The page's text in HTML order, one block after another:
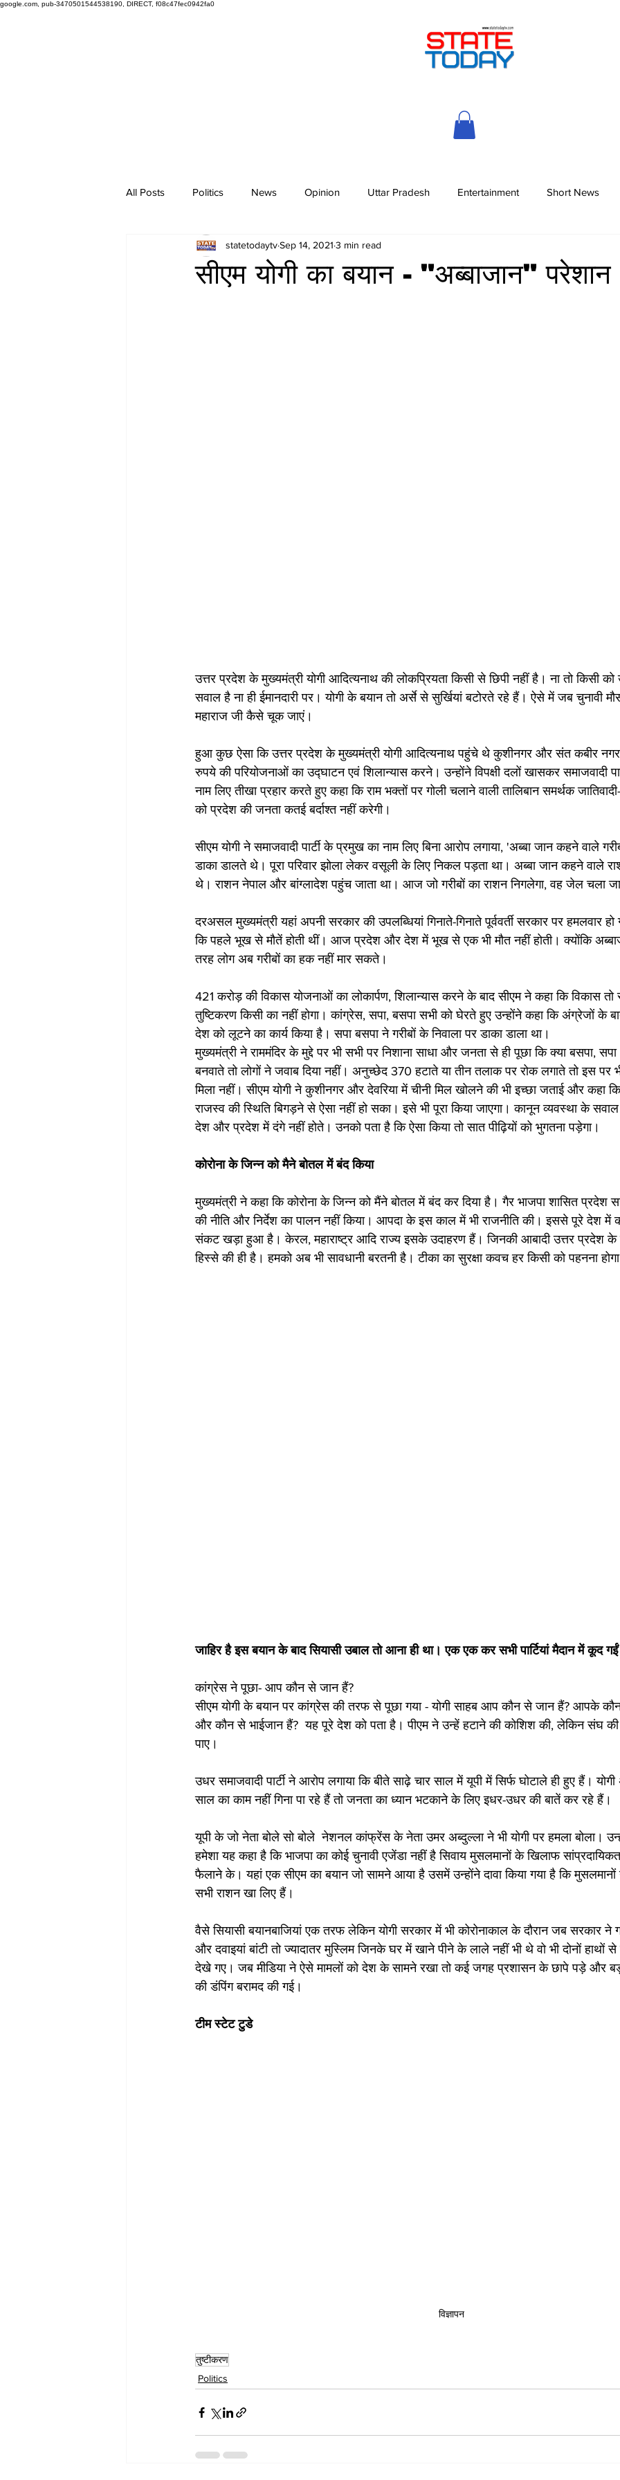
google.com, pub-3470501544538190, DIRECT, f08c47fec0942fa0
All Posts Politics News Opinion Uttar Pradesh Entertainment Short News
सीएम योगी का बयान - "अब्बाजान" परेशान
statetodaytvSep 14, 2021 3 min read
उत्तर प्रदेश के मुख्यमंत्री योगी आदित्यनाथ की लोकप्रियता किसी से छिपी नहीं है। ना तो किसी
सवाल है ना ही ईमानदारी पर। योगी के बयान तो अर्से से सुर्खियां बटोरते रहे हैं। ऐसे में जब चुनावी
महाराज जी कैसे चूक जाएं।
हुआ कुछ ऐसा कि उत्तर प्रदेश के मुख्‍यमंत्री योगी आदित्‍यनाथ पहुंचे थे कुशीनगर और संत कबीर
रुपये की परियोजनाओं का उद्घाटन एवं शिलान्यास करने। उन्होंने विपक्षी दलों खासकर समाजवादी
नाम लिए तीखा प्रहार करते हुए कहा कि राम भक्तों पर गोली चलाने वाली तालिबान समर्थक
को प्रदेश की जनता कतई बर्दाश्त नहीं करेगी।
सीएम योगी ने समाजवादी पार्टी के प्रमुख का नाम लिए बिना आरोप लगाया, 'अब्बा जान कहने वाले
डाका डालते थे। पूरा परिवार झोला लेकर वसूली के लिए निकल पड़ता था। अब्बा जान कहने वाले
थे। राशन नेपाल और बांग्लादेश पहुंच जाता था। आज जो गरीबों का राशन निगलेगा, वह जेल चला
दरअसल मुख्‍यमंत्री यहां अपनी सरकार की उपलब्‍धियां ग‍िनाते-ग‍िनाते पूर्ववर्ती सरकार पर हमलवार
क‍ि पहले भूख से मौतें होती थीं। आज प्रदेश और देश में भूख से एक भी मौत नहीं होती। क्योंकि
तरह लोग अब गरीबों का हक नहीं मार सकते।
421 करोड़ की विकास योजनाओं का लोकार्पण, शिलान्यास करने के बाद सीएम ने कहा कि विकास
तुष्टिकरण किसी का नहीं होगा। कांग्रेस, सपा, बसपा सभी को घेरते हुए उन्‍होंने कहा कि अंग्रेजों के
देश को लूटने का कार्य किया है। सपा बसपा ने गरीबों के निवाला पर डाका डाला था।
मुख्यमंत्री ने राममंदिर के मुद्दे पर भी सभी पर निशाना साधा और जनता से ही पूछा कि क्या बसपा,
बनवाते तो लोगों ने जवाब दिया नहीं। अनुच्‍छेद 370 हटाते या तीन तलाक पर रोक लगाते तो इस पर
मिला नहीं। सीएम योगी ने कुशीनगर और देवरिया में चीनी मिल खोलने की भी इच्छा जताई और कहा
राजस्व की स्थिति बिगड़ने से ऐसा नहीं हो सका। इसे भी पूरा किया जाएगा। कानून व्यवस्था के
देश और प्रदेश में दंगे नहीं होते। उनको पता है कि ऐसा किया तो सात पीढ़ियों को भुगतना पड़ेगा।
कोरोना के ज‍िन्‍न को मैने बोतल में बंद क‍िया
मुख्यमंत्री ने कहा कि कोरोना के जिन्न को मैंने बोतल में बंद कर दिया है। गैर भाजपा शासित प्रदेश
की नीति और निर्देश का पालन नहीं किया। आपदा के इस काल में भी राजनीति की। इससे पूरे देश में
संकट खड़ा हुआ है। केरल, महाराष्ट्र आदि राज्य इसके उदाहरण हैं। जिनकी आबादी उत्तर
हिस्से की ही है। हमको अब भी सावधानी बरतनी है। टीका का सुरक्षा कवच हर किसी को पहनना
जाहिर है इस बयान के बाद सियासी उबाल तो आना ही था। एक एक कर सभी पार्टियां मैदान में कूद
कांग्रेस ने पूछा- आप कौन से जान हैं?
सीएम योगी के बयान पर कांग्रेस की तरफ से पूछा गया - योगी साहब आप कौन से जान हैं? आपके
और कौन से भाईजान हैं?  यह पूरे देश को पता है। पीएम ने उन्हें हटाने की कोशिश की, लेकिन संघ
पाए।
उधर समाजवादी पार्टी ने आरोप लगाया कि बीते साढ़े चार साल में यूपी में सिर्फ घोटाले ही हुए हैं।
साल का काम नहीं गिना पा रहे हैं तो जनता का ध्यान भटकाने के लिए इधर-उधर की बातें कर रहे हैं।
यूपी के जो नेता बोले सो बोले  नेशनल कांफ्रेंस के नेता उमर अब्दुल्ला ने भी योगी पर हमला बोला।
हमेशा यह कहा है कि भाजपा का कोई चुनावी एजेंडा नहीं है सिवाय मुसलमानों के खिलाफ
फैलाने के। यहां एक सीएम का बयान जो सामने आया है उसमें उन्होंने दावा किया गया है कि
सभी राशन खा लिए हैं।
वैसे सियासी बयानबाजियां एक तरफ लेकिन योगी सरकार में भी कोरोनाकाल के दौरान जब सरकार ने
और दवाइयां बांटी तो ज्यादातर मुस्लिम जिनके घर में खाने पीने के लाले नहीं भी थे वो भी दोनों
देखे गए। जब मीडिया ने ऐसे मामलों को देश के सामने रखा तो कई जगह प्रशासन के छापे पड़े और
की डंपिंग बरामद की गई।
टीम स्टेट टुडे
विज्ञापन
तुष्टीकरण
Politics